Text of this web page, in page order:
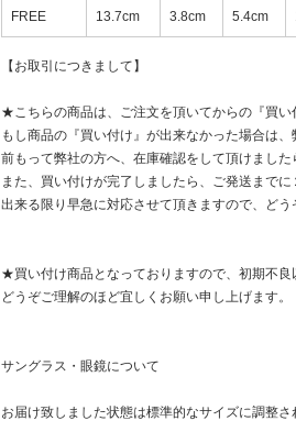
FREE 13.7cm 3.8cm 5.4cm
【お取引につきまして】
★こちらの商品は、ご注文を頂いてからの『買い
もし商品の『買い付け』が出来なかった場合は
前もって弊社の方へ、在庫確認をして頂けました
また、買い付けが完了しましたら、ご発送まで
出来る限り早急に対応させて頂きますので、どう
★買い付け商品となっておりますので、初期不良
どうぞご理解のほど宜しくお願い申し上げます。
サングラス・眼鏡について
お届け致しました状態は標準的なサイズに調整